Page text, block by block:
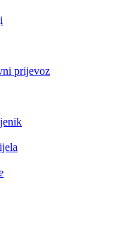
prijevoz